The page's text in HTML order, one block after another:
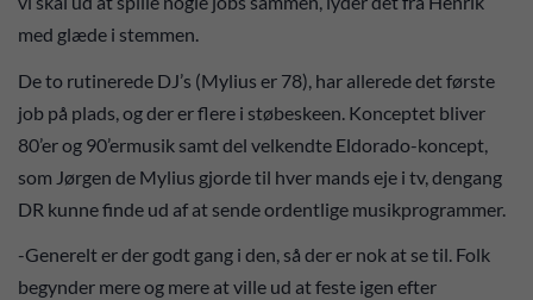
med glæde i stemmen.
De to rutinerede DJ’s (Mylius er 78), har allerede det første
job på plads, og der er flere i støbeskeen. Konceptet bliver
80’er og 90’ermusik samt del velkendte Eldorado-koncept,
som Jørgen de Mylius gjorde til hver mands eje i tv, dengang
DR kunne finde ud af at sende ordentlige musikprogrammer.
-Generelt er der godt gang i den, så der er nok at se til. Folk
begynder mere og mere at ville ud at feste igen efter